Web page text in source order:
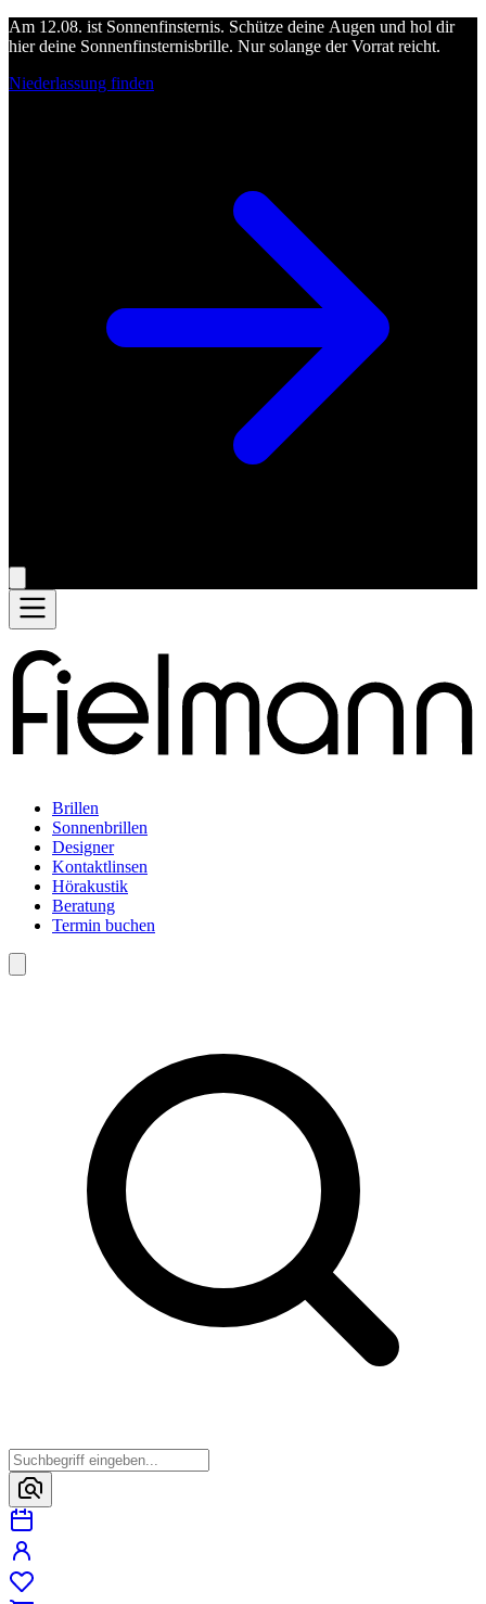
Am 12.08. ist Sonnenfinsternis. Schütze deine Augen und hol dir
hier deine Sonnenfinsternisbrille. Nur solange der Vorrat reicht.
Niederlassung finden
Brillen
Sonnenbrillen
Designer
Kontaktlinsen
Hörakustik
Beratung
Termin buchen